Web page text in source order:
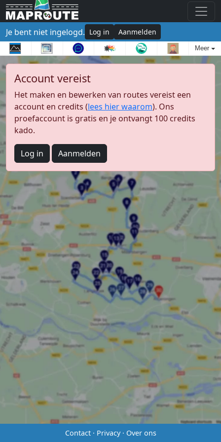
Je bent niet ingelogd. Log in Aanmelden
Meer
Account vereist
Het maken en bewerken van routes vereist een
account en credits (lees hier waarom). Ons
proefaccount is gratis en je ontvangt 100 credits
kado.
Log in Aanmelden
Contact· Privacy· Over ons